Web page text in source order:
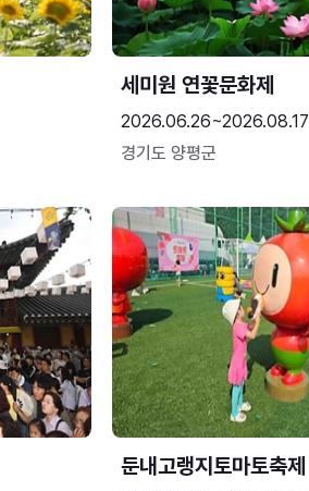
세미원 연꽃문화제
2026.06.26~2026.08.17
경기도 양평군
둔내고랭지토마토축제